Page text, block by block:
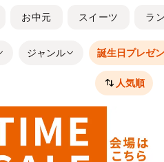
お中元 スイーツ ラ
ジャンル 誕生日プレゼ
人気順